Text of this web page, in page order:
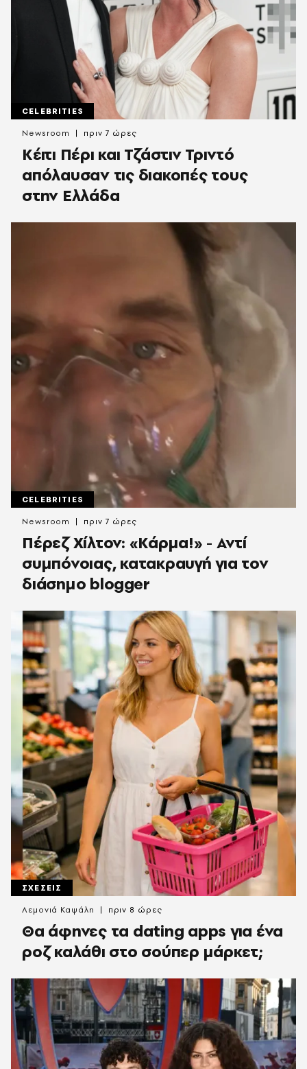
CELEBRITIES
Κέιτι Πέρι και Τζάστιν Τριντό
απόλαυσαν τις διακοπές τους
στην Ελλάδα
Newsroom πριν 7 ώρες
CELEBRITIES
Πέρεζ Χίλτον: «Κάρμα!» - Αντί
συμπόνοιας, κατακραυγή για τον
διάσημο blogger
Newsroom πριν 7 ώρες
ΣΧΕΣΕΙΣ
Θα άφηνες τα dating apps για ένα
ροζ καλάθι στο σούπερ μάρκετ;
Λεμονιά Καψάλη πριν 8 ώρες